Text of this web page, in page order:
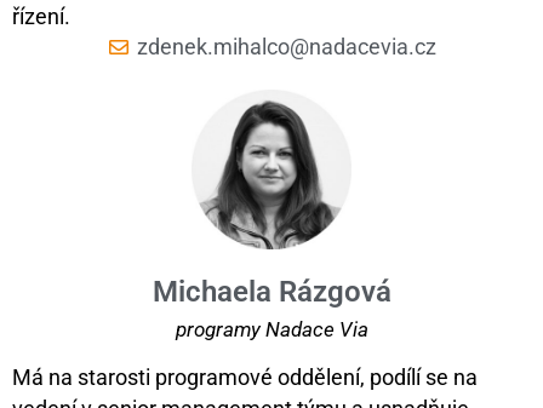
řízení.
zdenek.mihalco@nadacevia.cz
Michaela Rázgová
programy Nadace Via
Má na starosti programové oddělení, podílí se na